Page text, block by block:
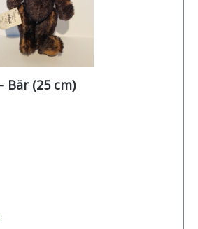
Schuco Tricky – Bär (25 cm)